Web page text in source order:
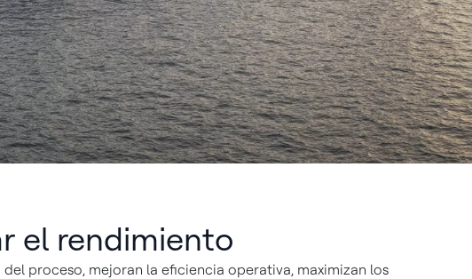
el rendimiento
proceso, mejoran la eficiencia operativa, maximizan los